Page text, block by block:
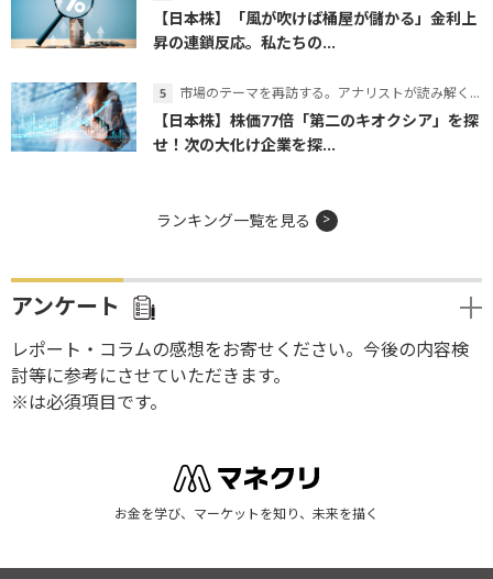
【日本株】「風が吹けば桶屋が儲かる」金利上
昇の連鎖反応。私たちの...
市場のテーマを再訪する。アナリストが読み解くテーマの本質
【日本株】株価77倍「第二のキオクシア」を探
せ！次の大化け企業を探...
ランキング一覧を見る
アンケート
レポート・コラムの感想をお寄せください。今後の内容検
討等に参考にさせていただきます。
※は必須項目です。
お金を学び、マーケットを知り、未来を描く